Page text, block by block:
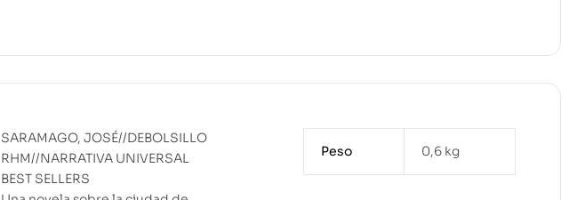
SARAMAGO, JOSÉ//DEBOLSILLO
RHM//NARRATIVA UNIVERSAL
BEST SELLERS
Peso 0,6 kg